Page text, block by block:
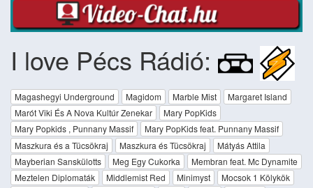
I love Pécs Rádió:
Magashegyi Underground Magidom Marble Mist
Margaret Island
Marót Viki És A Nova Kultúr Zenekar
Mary PopKids
Mary Popkids , Punnany Massif
Mary PopKids feat. Punnany Massif
Maszkura és a Tücsökraj
Maszkura és Tücsökraj
Mátyás Attila
Mayberian Sanskülotts
Meg Egy Cukorka
Membran feat. Mc Dynamite
Meztelen Diplomaták
Middlemist Red Minimyst
Mocsok 1 Kölykök